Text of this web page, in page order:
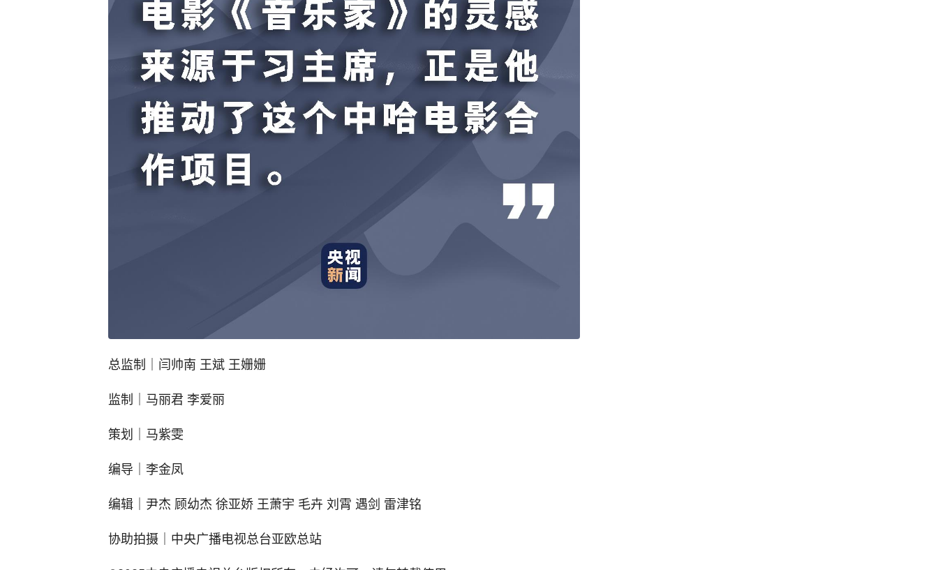
总监制｜闫帅南 王斌 王姗姗
监制｜马丽君 李爱丽
策划｜马紫雯
编导｜李金凤
编辑｜尹杰 顾幼杰 徐亚娇 王萧宇 毛卉 刘霄 遇剑 雷津铭
协助拍摄｜中央广播电视总台亚欧总站